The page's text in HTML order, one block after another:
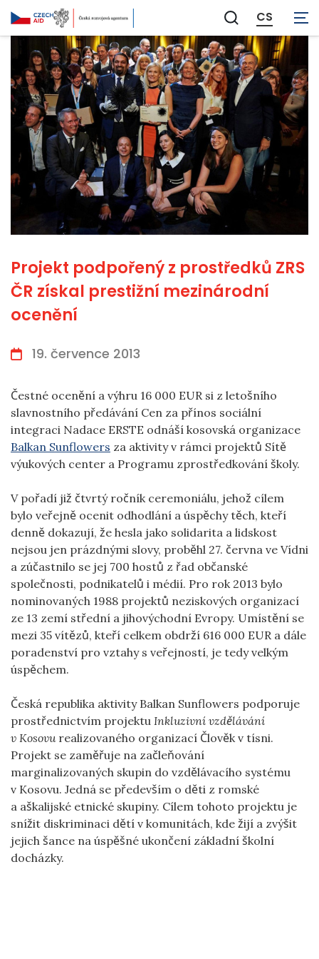
Zobrazit
vyhledávání
CS
Projekt podpořený z prostředků ZRS
ČR získal prestižní mezinárodní
ocenění
19. července 2013
Čestné ocenění a výhru 16 000 EUR si z letošního
slavnostního předávání Cen za přínos sociální
integraci Nadace ERSTE odnáší kosovská organizace
Balkan Sunflowers za aktivity v rámci projektů Sítě
výukových center a Programu zprostředkování školy.
V pořadí již čtvrtý ročník ceremoniálu, jehož cílem
bylo veřejně ocenit odhodlání a úspěchy těch, kteří
denně dokazují, že hesla jako solidarita a lidskost
nejsou jen prázdnými slovy, proběhl 27. června ve Vídni
a zúčastnilo se jej 700 hostů z řad občanské
společnosti, podnikatelů i médií. Pro rok 2013 bylo
nominovaných 1988 projektů neziskových organizací
ze 13 zemí střední a jihovýchodní Evropy. Umístění se
mezi 35 vítězů, kteří celkem obdrží 616 000 EUR a dále
poradenství pro vztahy s veřejností, je tedy velkým
úspěchem.
Česká republika aktivity Balkan Sunflowers podporuje
prostřednictvím projektu Inkluzivní vzdělávání
v Kosovurealizovaného organizací Člověk v tísni.
Projekt se zaměřuje na začleňování
marginalizovaných skupin do vzdělávacího systému
v Kosovu. Jedná se především o děti z romské
a aškalijské etnické skupiny. Cílem tohoto projektu je
snížit diskriminaci dětí v komunitách, kde žijí a zvýšit
jejich šance na úspěšné ukončení základní školní
docházky.